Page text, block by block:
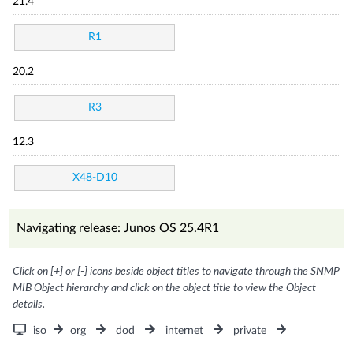
R1
20.2
R3
12.3
X48-D10
Navigating release: Junos OS 25.4R1
Click on [+] or [-] icons beside object titles to navigate through the SNMP
MIB Object hierarchy and click on the object title to view the Object
details.
iso org dod internet
private